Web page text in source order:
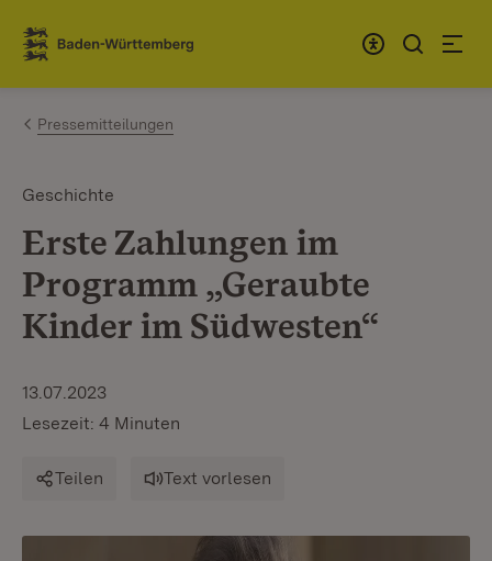
Zum Inhalt springen
Link zur Startseite
Pressemitteilungen
Geschichte
Erste Zahlungen im
Programm „Geraubte
Kinder im Südwesten“
13.07.2023
Lesezeit: 4 Minuten
Teilen Text vorlesen